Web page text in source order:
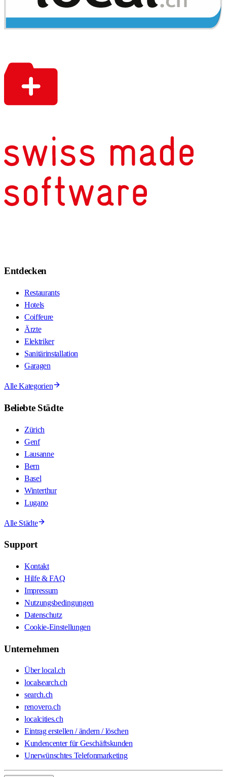
Entdecken
Restaurants
Hotels
Coiffeure
Ärzte
Elektriker
Sanitärinstallation
Garagen
Alle Kategorien
Beliebte Städte
Zürich
Genf
Lausanne
Bern
Basel
Winterthur
Lugano
Alle Städte
Support
Kontakt
Hilfe & FAQ
Impressum
Nutzungsbedingungen
Datenschutz
Cookie-Einstellungen
Unternehmen
Über local.ch
localsearch.ch
search.ch
renovero.ch
localcities.ch
Eintrag erstellen / ändern / löschen
Kundencenter für Geschäftskunden
Unerwünschtes Telefonmarketing